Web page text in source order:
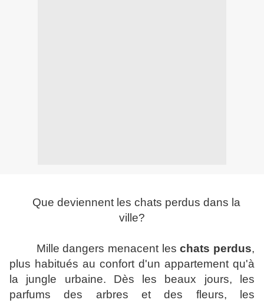
Que deviennent les chats perdus dans la
ville?
Mille dangers menacent leschats perdus,
plus habitués au confort d'un appartement qu'à
la jungle urbaine. Dès les beaux jours, les
parfums des arbres et des fleurs, les